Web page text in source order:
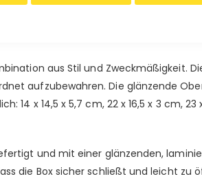
glänzend laminiert.
aus Stil und Zweckmäßigkeit.
aufzubewahren. Die glänzende
x 14,5 x 5,7 cm, 22 x 16,5 x 3 cm, 23 x
und mit einer glänzenden,
die Box sicher schließt und leicht zu